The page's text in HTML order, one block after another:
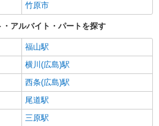
竹原市
アルバイト・パートを探す
福山駅
横川(広島)駅
西条(広島)駅
尾道駅
三原駅